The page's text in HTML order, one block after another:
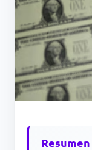
Resumen